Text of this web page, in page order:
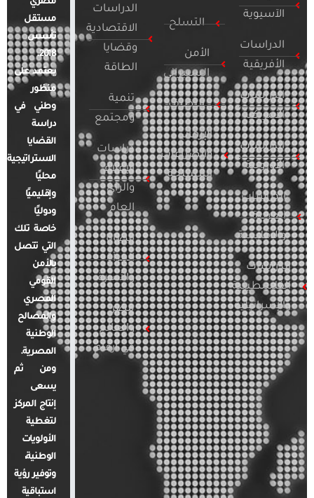
الآسيوية
الدراسات
الأفريقية
الدراسات
الأمريكية
الدراسات
الأوروبية
الدراسات
العربية
والإقليمية
الدراسات
الفلسطينية
والإسرائيلية
التسلح
الأمن
السيبراني
التطرف
الإرهاب
والصراعات
المسلحة
الدراسات
الاقتصادية
وقضايا
الطاقة
تنمية
ومجتمع
دراسات
الإعلام
والرأي
العام
قضايا
المرأة
والأسرة
مصر
والعالم
في أرقام
مستقل
تأسس
2018.
يعتمد على
منظور
وطني في
دراسة
القضايا
الاستراتيجية
محليًا
وإقليميًا
ودوليًا
خاصة تلك
التي تتصل
بالأمن
القومي
المصري
والمصالح
الوطنية
المصرية.
ومن ثم
يسعى
إنتاج المركز
لتغطية
الأولويات
الوطنية،
وتوفير رؤية
استباقية